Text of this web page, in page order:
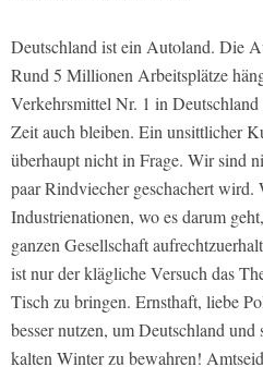
Deutschland ist ein Autoland. Die
Rund 5 Millionen Arbeitsplätze
Verkehrsmittel Nr. 1 in
Zeit auch bleiben. Ein unsittlicher
überhaupt nicht in Frage. Wir sind
paar Rindviecher geschachert wird.
Industrienationen, wo es darum
ganzen Gesellschaft
ist nur der klägliche Versuch das
Tisch zu bringen. Ernsthaft, liebe
besser nutzen, um Deutschland
kalten Winter zu bewahren!